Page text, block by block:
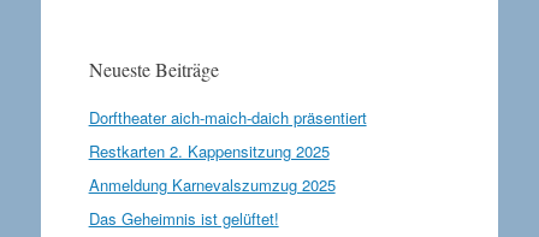
Neueste Beiträge
Dorftheater aich-maich-daich präsentiert
Restkarten 2. Kappensitzung 2025
Anmeldung Karnevalszumzug 2025
Das Geheimnis ist gelüftet!